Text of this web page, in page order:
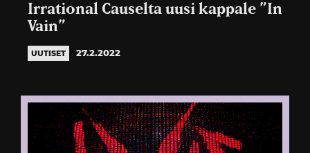
Irrational Causelta uusi kappale ”In
Vain”
UUTISET 27.2.2022